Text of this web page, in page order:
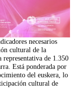
necesarios
cultural de la
representativa de 1.350
Está ponderada por
del euskera, lo
cultural de